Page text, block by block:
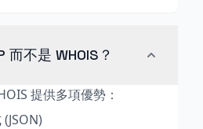
而不是 WHOIS？
提供多項優勢：